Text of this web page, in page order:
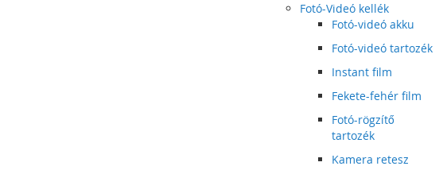
Fotó-Videó kellék
Fotó-videó akku
Fotó-videó tartozék
Instant film
Fekete-fehér film
Fotó-rögzítő
tartozék
Kamera retesz